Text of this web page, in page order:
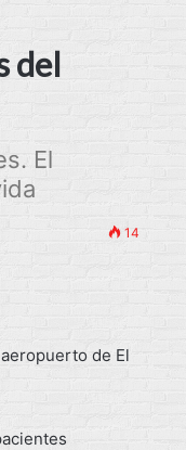
del
El
14
de El